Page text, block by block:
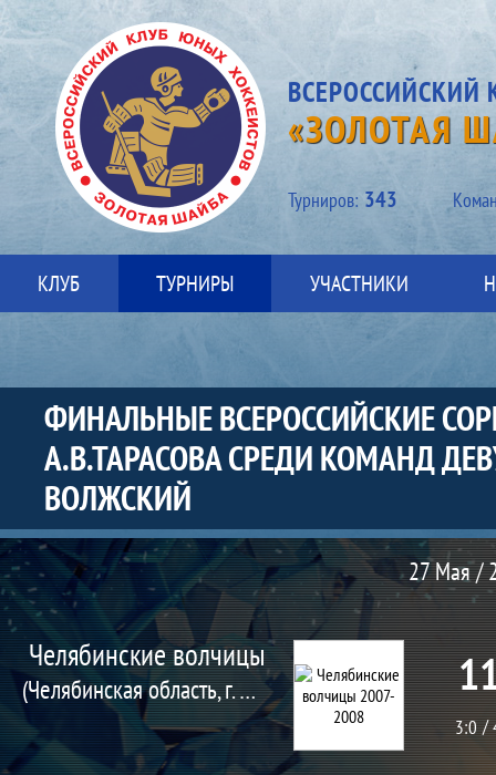
«ЗОЛОТАЯ
Турниров: 343
КЛУБ ТУРНИРЫ УЧАСТНИКИ
ФИНАЛЬНЫЕ ВСЕРОССИЙСКИЕ
А.В.ТАРАСОВА СРЕДИ КОМАНД
ВОЛЖСКИЙ
Матч
27 Мая /
Челябинские волчицы
(Челябинская область, г. Челябинск)
3:0